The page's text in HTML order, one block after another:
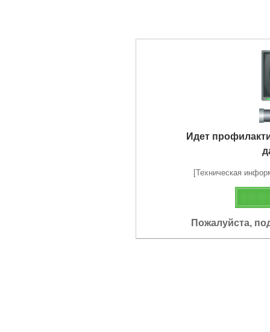
Идет
[Техническая
Пожалуйста,